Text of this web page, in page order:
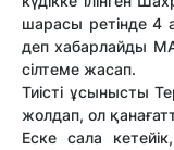
шарасы ретінде 4
деп хабарлайды
сілтеме жасап.
Тиісті ұсынысты
жолдап, ол
Еске сала